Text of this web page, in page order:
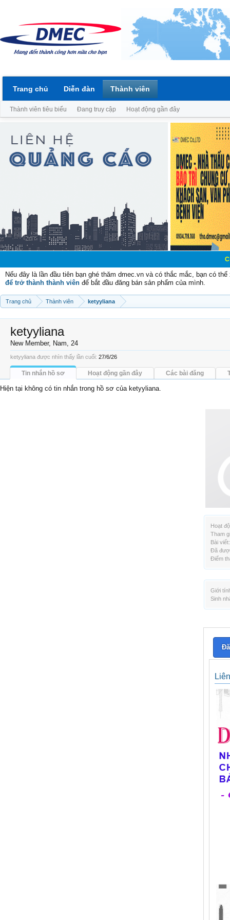
Chào
Nếu đây là lần đầu tiên bạn ghé thăm dmec.vn và có thắc mắc, bạn có
để trở thành thành viên để bắt đầu đăng bán sản phẩm của mình.
Trang chủ Thành viên ketyyliana
Hoạt
Tham
Bài viết:
Đã
Điểm
Giới
Sinh
ketyyliana
New Member, Nam, 24
ketyyliana được nhìn thấy lần cuối: 27/6/26
Tin nhắn hồ sơ Hoạt động gần đây Các bài đăng
Hiện tại không có tin nhắn trong hồ sơ của ketyyliana.
Trang chủ Diễn đàn Thành viên
Thành viên tiêu biểu Đang truy cập Hoạt động gần đây